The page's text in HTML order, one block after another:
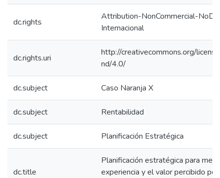
dc.rights
Attribution-NonCommercial-
Internacional
dc.rights.uri
http://creativecommons.org/
nd/4.0/
dc.subject Caso Naranja X
dc.subject Rentabilidad
dc.subject Planificación Estratégica
dc.title
Planificación estratégica para
experiencia y el valor percibido